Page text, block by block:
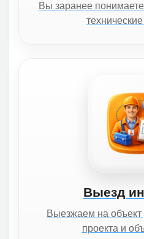
Вы заранее
Выезд
Выезжаем на
проекта и